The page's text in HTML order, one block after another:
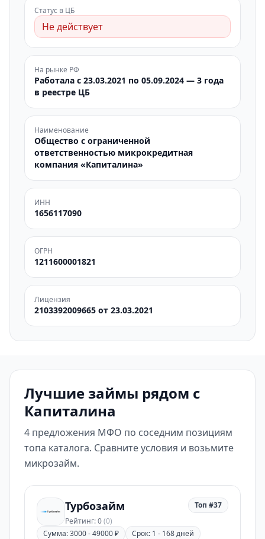
Статус в ЦБ
Не действует
На рынке РФ
Работала с 23.03.2021 по 05.09.2024 — 3 года
в реестре ЦБ
Наименование
Общество с ограниченной
ответственностью микрокредитная
компания «Капиталина»
ИНН
1656117090
ОГРН
1211600001821
Лицензия
2103392009665 от 23.03.2021
Лучшие займы рядом с
Капиталина
4 предложения МФО по соседним позициям
топа каталога. Сравните условия и возьмите
микрозайм.
Турбозайм
Рейтинг: 0(0)
Топ #37
Сумма: 3000 - 49000 ₽ Срок: 1 - 168 дней